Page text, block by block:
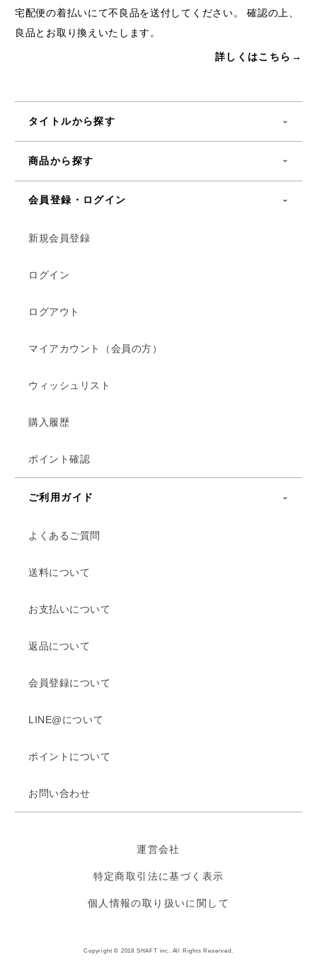
宅配便の着払いにて不良品を送付してください。 確認の上、
良品とお取り換えいたします。
詳しくはこちら→
タイトルから探す
商品から探す
会員登録・ログイン
新規会員登録
ログイン
ログアウト
マイアカウント（会員の方）
ウィッシュリスト
購入履歴
ポイント確認
ご利用ガイド
よくあるご質問
送料について
お支払いについて
返品について
会員登録について
LINE@について
ポイントについて
お問い合わせ
運営会社
特定商取引法に基づく表示
個人情報の取り扱いに関して
Copyright © 2018 SHAFT inc. All Rights Reserved.